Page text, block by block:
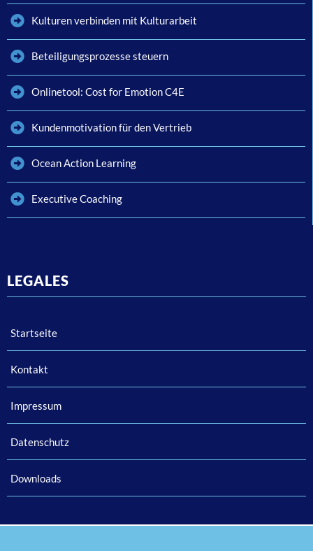
Kulturen verbinden mit Kulturarbeit
Beteiligungsprozesse steuern
Onlinetool: Cost for Emotion C4E
Kundenmotivation für den Vertrieb
Ocean Action Learning
Executive Coaching
LEGALES
Startseite
Kontakt
Impressum
Datenschutz
Downloads